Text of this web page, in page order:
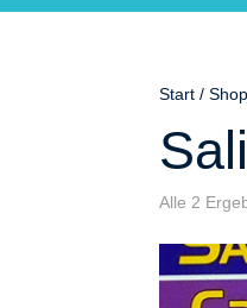
Start /Shop
Alle 2